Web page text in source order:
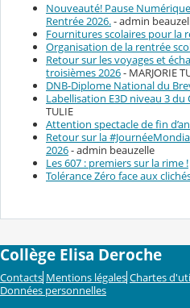
Nouveauté! Pause
Rentrée 2026.- admin
Fournitures scolaires pour la
Organisation de la rentrée
Retour sur les voyages et
troisièmes 2026- MARJORIE
DNB-Diplome National du
Labellisation E3D niveau 3 du
TULIE
Attention spectacle de fin
Retour sur la
2026- admin beauzelle
Les 607 : premiers sur la rime !
Tolérance Zéro face aux
Collège Elisa Deroche
Contacts Mentions légales Chartes
Données personnelles